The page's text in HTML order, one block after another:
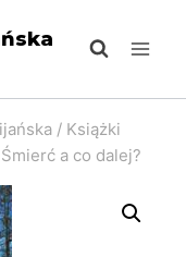
/ Książki
Śmierć a co dalej?